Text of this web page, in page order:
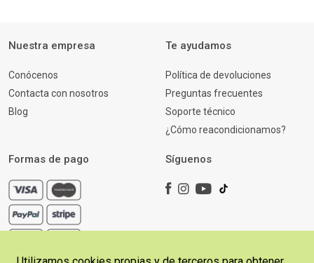
Nuestra empresa
Conócenos
Contacta con nosotros
Blog
Te ayudamos
Política de devoluciones
Preguntas frecuentes
Soporte técnico
¿Cómo reacondicionamos?
Formas de pago Síguenos